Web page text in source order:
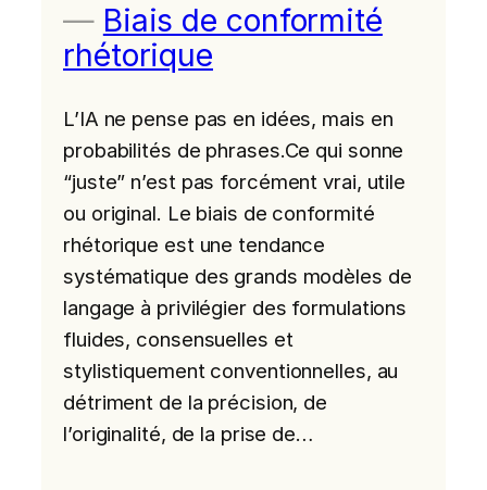
Biais de conformité
rhétorique
L’IA ne pense pas en idées, mais en
probabilités de phrases.Ce qui sonne
“juste” n’est pas forcément vrai, utile
ou original. Le biais de conformité
rhétorique est une tendance
systématique des grands modèles de
langage à privilégier des formulations
fluides, consensuelles et
stylistiquement conventionnelles, au
détriment de la précision, de
l’originalité, de la prise de…